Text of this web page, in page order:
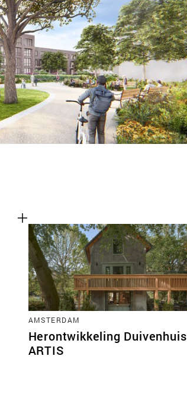
AMSTERDAM
Herontwikkeling Duivenhuis
ARTIS